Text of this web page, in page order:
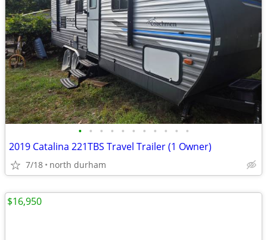
• • • • • • • • • • •
2019 Catalina 221TBS Travel Trailer (1 Owner)
7/18 north durham
$16,950